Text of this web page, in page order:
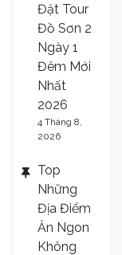
Đặt Tour
Đồ Sơn 2
Ngày 1
Đêm Mới
Nhất
2026
4 Tháng 8,
2026
Top
Những
Địa Điểm
Ăn Ngon
Không